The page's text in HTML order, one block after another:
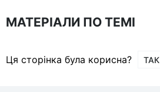
МАТЕРІАЛИ ПО ТЕМІ
Ця сторінка була корисна? ТАК